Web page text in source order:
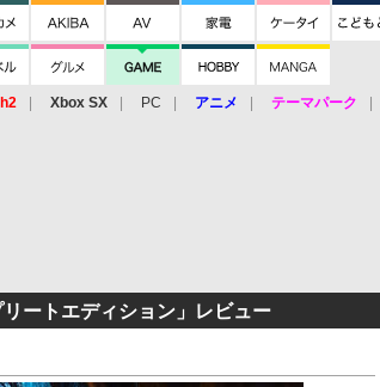
Xbox SX PC アニメ テーマパーク
ートエディション」レビュー